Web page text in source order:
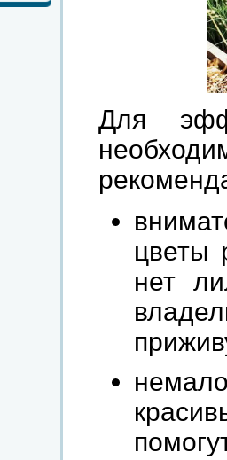
Для
цветы
нет